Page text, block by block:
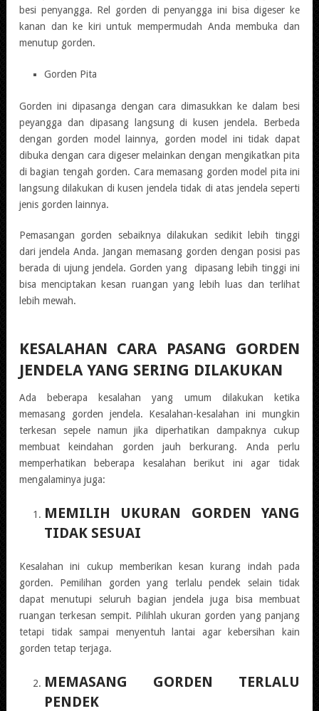
besi penyangga. Rel gorden di penyangga ini bisa digeser ke
kanan dan ke kiri untuk mempermudah Anda membuka dan
menutup gorden.
Gorden Pita
Gorden ini dipasanga dengan cara dimasukkan ke dalam besi
peyangga dan dipasang langsung di kusen jendela. Berbeda
dengan gorden model lainnya, gorden model ini tidak dapat
dibuka dengan cara digeser melainkan dengan mengikatkan pita
di bagian tengah gorden. Cara memasang gorden model pita ini
langsung dilakukan di kusen jendela tidak di atas jendela seperti
jenis gorden lainnya.
Pemasangan gorden sebaiknya dilakukan sedikit lebih tinggi
dari jendela Anda. Jangan memasang gorden dengan posisi pas
berada di ujung jendela. Gorden yang dipasang lebih tinggi ini
bisa menciptakan kesan ruangan yang lebih luas dan terlihat
lebih mewah.
KESALAHAN CARA PASANG GORDEN
JENDELA YANG SERING DILAKUKAN
Ada beberapa kesalahan yang umum dilakukan ketika
memasang gorden jendela. Kesalahan-kesalahan ini mungkin
terkesan sepele namun jika diperhatikan dampaknya cukup
membuat keindahan gorden jauh berkurang. Anda perlu
memperhatikan beberapa kesalahan berikut ini agar tidak
mengalaminya juga:
MEMILIH UKURAN GORDEN YANG
TIDAK SESUAI
Kesalahan ini cukup memberikan kesan kurang indah pada
gorden. Pemilihan gorden yang terlalu pendek selain tidak
dapat menutupi seluruh bagian jendela juga bisa membuat
ruangan terkesan sempit. Pilihlah ukuran gorden yang panjang
tetapi tidak sampai menyentuh lantai agar kebersihan kain
gorden tetap terjaga.
MEMASANG GORDEN TERLALU
PENDEK